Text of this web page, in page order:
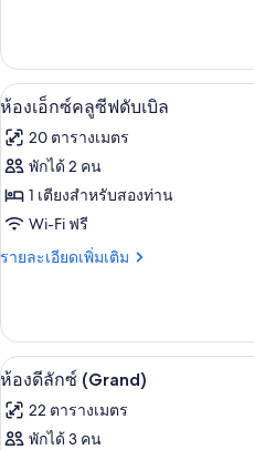
ซ์เกี่ยว
กับ
ห้อง
ลัก
ซ์
เปิด
ภาพถ่าย
ทั้งหมด
ของ
ห้อง
เอ็กซ์
ซีฟ
ดับเบิล
5
ห้องเอ็กซ์คลูซีฟดับเบิล
20 ตารางเมตร
พักได้ 2 คน
1 เตียงสำหรับสองท่าน
Wi-Fi ฟรี
รายละเอียดเพิ่มเติม
ราย
เกี่ยว
กับ
ห้อง
คลู
ซีฟ
เปิด
ภาพถ่าย
ทั้งหมด
6
ห้องดีลักซ์ (Grand)
22 ตารางเมตร
พักได้ 3 คน